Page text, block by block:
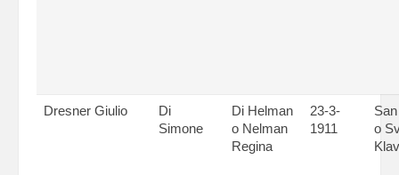
Dresner Giulio
Di
Simone
Di Helman
o Nelman
Regina
23-3-
1911
o